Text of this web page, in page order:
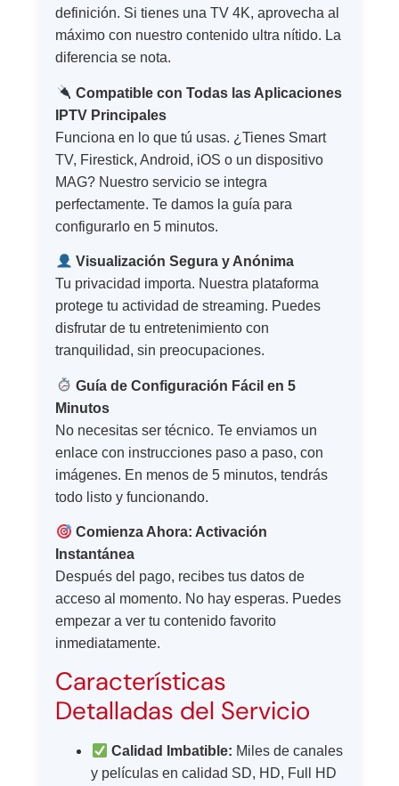
definición. Si tienes una TV 4K, aprovecha al
máximo con nuestro contenido ultra nítido. La
diferencia se nota.
Compatible con Todas las Aplicaciones
IPTV Principales
Funciona en lo que tú usas. ¿Tienes Smart
TV, Firestick, Android, iOS o un dispositivo
MAG? Nuestro servicio se integra
perfectamente. Te damos la guía para
configurarlo en 5 minutos.
Visualización Segura y Anónima
Tu privacidad importa. Nuestra plataforma
protege tu actividad de streaming. Puedes
disfrutar de tu entretenimiento con
tranquilidad, sin preocupaciones.
Guía de Configuración Fácil en 5
Minutos
No necesitas ser técnico. Te enviamos un
enlace con instrucciones paso a paso, con
imágenes. En menos de 5 minutos, tendrás
todo listo y funcionando.
Comienza Ahora: Activación
Instantánea
Después del pago, recibes tus datos de
acceso al momento. No hay esperas. Puedes
empezar a ver tu contenido favorito
inmediatamente.
Características
Detalladas del Servicio
Calidad Imbatible: Miles de canales
y películas en calidad SD, HD, Full HD